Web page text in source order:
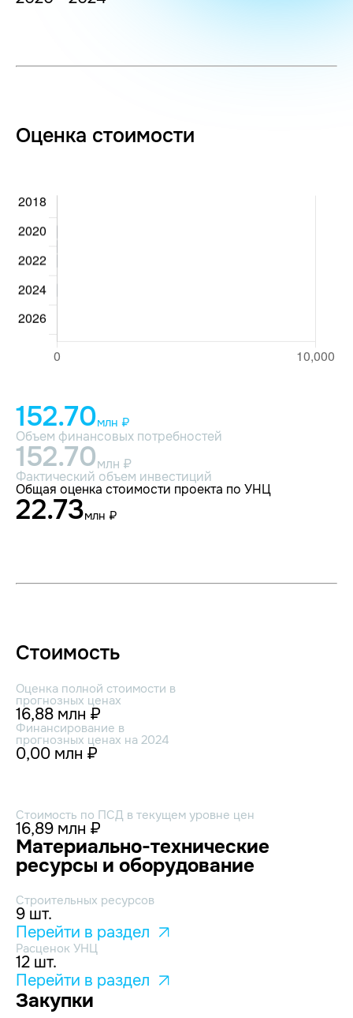
Оценка стоимости
152.70млн ₽
Объем финансовых потребностей
152.70млн ₽
Фактический объем инвестиций
Общая оценка стоимости проекта по УНЦ
22.73млн ₽
Стоимость
Оценка полной стоимости в
прогнозных ценах
16,88 млн ₽
Финансирование в
прогнозных ценах на 2024
0,00 млн ₽
Стоимость по ПСД в текущем уровне цен
16,89 млн ₽
Материально-технические
ресурсы и оборудование
Строительных ресурсов
9 шт.
Перейти в раздел
Расценок УНЦ
12 шт.
Перейти в раздел
Закупки